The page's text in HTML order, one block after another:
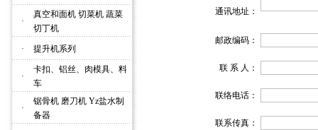
·
真空和面机 切菜机 蔬菜
切丁机
· 提升机系列
·
卡扣、铝丝、肉模具、料
车
·
锯骨机 磨刀机 Yz盐水制
备器
通讯地址：
邮政编码 ：
联 系 人：
联络电话：
联系传真：